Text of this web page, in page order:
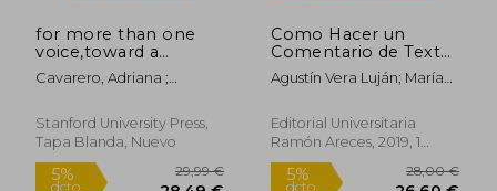
for more than one
voice,toward a
philosophy of vocal
expression (en
Cavarero, Adriana ;
Stanford University Press,
Tapa Blanda, Nuevo
Como Hacer un
Comentario de Texto:
De la Teoria a la
Practica
Agustín Vera Luján; María
Leticia Carrasco Reija; Ana-
Jimena Deza Enríquez;
Genoveva García-Alegre
Sánchez
Editorial Universitaria
Ramón Areces, 2019, 1
Edición, Tapa Blanda,
Nuevo